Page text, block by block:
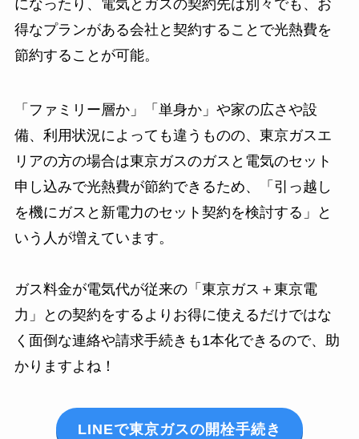
になったり、電気とガスの契約先は別々でも、お
得なプランがある会社と契約することで光熱費を
節約することが可能。
「ファミリー層か」「単身か」や家の広さや設
備、利用状況によっても違うものの、東京ガスエ
リアの方の場合は東京ガスのガスと電気のセット
申し込みで光熱費が節約できるため、「引っ越し
を機にガスと新電力のセット契約を検討する」と
いう人が増えています。
ガス料金が電気代が従来の「東京ガス＋東京電
力」との契約をするよりお得に使えるだけではな
く面倒な連絡や請求手続きも1本化できるので、助
かりますよね！
LINEで東京ガスの開栓手続き